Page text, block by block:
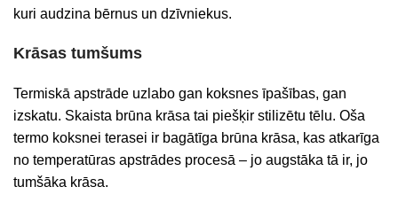
kuri audzina bērnus un dzīvniekus.
Krāsas tumšums
Termiskā apstrāde uzlabo gan koksnes īpašības, gan
izskatu. Skaista brūna krāsa tai piešķir stilizētu tēlu. Oša
termo koksnei terasei ir bagātīga brūna krāsa, kas atkarīga
no temperatūras apstrādes procesā – jo augstāka tā ir, jo
tumšāka krāsa.